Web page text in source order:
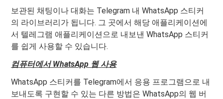
보관된 채팅이나 대화는 Telegram 내 WhatsApp 스티커
의 라이브러리가 됩니다. 그 곳에서 해당 애플리케이션에
서 텔레그램 애플리케이션으로 내보낸 WhatsApp 스티커
를 쉽게 사용할 수 있습니다.
컴퓨터에서 WhatsApp 웹 사용
WhatsApp 스티커를 Telegram에서 응용 프로그램으로 내
보내도록 구현할 수 있는 다른 방법은 WhatsApp의 웹 버